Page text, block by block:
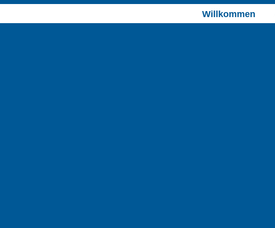
Willkommen